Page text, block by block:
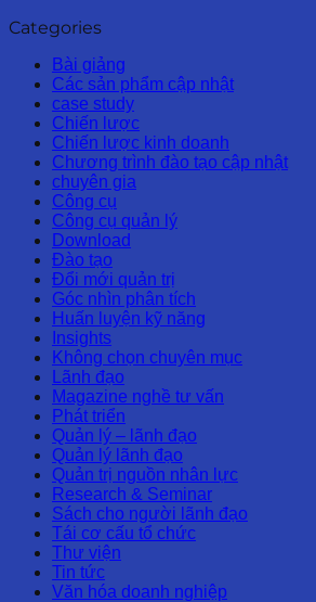
Categories
Bài giảng
Các sản phẩm cập nhật
case study
Chiến lược
Chiến lược kinh doanh
Chương trình đào tạo cập nhật
chuyên gia
Công cụ
Công cụ quản lý
Download
Đào tạo
Đổi mới quản trị
Góc nhìn phân tích
Huấn luyện kỹ năng
Insights
Không chọn chuyên mục
Lãnh đạo
Magazine nghề tư vấn
Phát triển
Quản lý – lãnh đạo
Quản lý lãnh đạo
Quản trị nguồn nhân lực
Research & Seminar
Sách cho người lãnh đạo
Tái cơ cấu tổ chức
Thư viện
Tin tức
Văn hóa doanh nghiệp